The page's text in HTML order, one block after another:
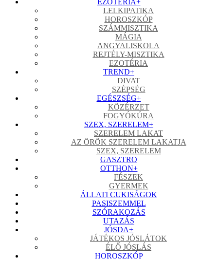
EZOTÉRIA+
LELKIPATIKA
HOROSZKÓP
SZÁMMISZTIKA
MÁGIA
ANGYALISKOLA
REJTÉLY-MISZTIKA
EZOTÉRIA
TREND+
DIVAT
SZÉPSÉG
EGÉSZSÉG+
KÖZÉRZET
FOGYÓKÚRA
SZEX, SZERELEM+
SZERELEM LAKAT
AZ ÖRÖK SZERELEM LAKATJA
SZEX, SZERELEM
GASZTRO
OTTHON+
FÉSZEK
GYERMEK
ÁLLATI CUKISÁGOK
PASISZEMMEL
SZÓRAKOZÁS
UTAZÁS
JÓSDA+
JÁTÉKOS JÓSLÁTOK
ÉLŐ JÓSLÁS
HOROSZKÓP